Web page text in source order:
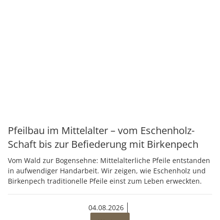
Pfeilbau im Mittelalter – vom Eschenholz-
Schaft bis zur Befiederung mit Birkenpech
Vom Wald zur Bogensehne: Mittelalterliche Pfeile entstanden
in aufwendiger Handarbeit. Wir zeigen, wie Eschenholz und
Birkenpech traditionelle Pfeile einst zum Leben erweckten.
04.08.2026